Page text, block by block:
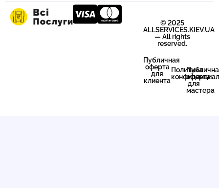
Политика
Публичная
оферта
для
клиента
оферта
для
мастера
© 2025
ALLSERVICES.KIEV.UA
— All rights
reserved.